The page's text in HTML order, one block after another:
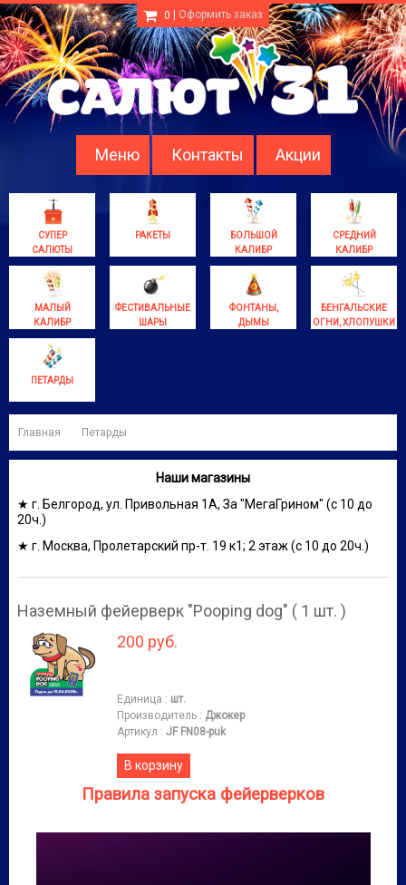
0 Оформить заказ
Меню Контакты Акции
СУПЕР
САЛЮТЫ
РАКЕТЫ
БОЛЬШОЙ
КАЛИБР
СРЕДНИЙ
КАЛИБР
МАЛЫЙ
КАЛИБР
ФЕСТИВАЛЬНЫЕ
ШАРЫ
ФОНТАНЫ,
ДЫМЫ
БЕНГАЛЬСКИЕ
ОГНИ, ХЛОПУШКИ
ПЕТАРДЫ
Главная Петарды
Наши магазины
★ г. Белгород, ул. Привольная 1А, За "МегаГрином" (с 10 до
20ч.)
★ г. Москва, Пролетарский пр-т. 19 к1; 2 этаж (с 10 до 20ч.)
Наземный фейерверк "Pooping dog" ( 1 шт. )
200 руб.
Единица : шт.
Производитель : Джокер
Артикул : JF FN08-puk
В корзину
Правила запуска фейерверков